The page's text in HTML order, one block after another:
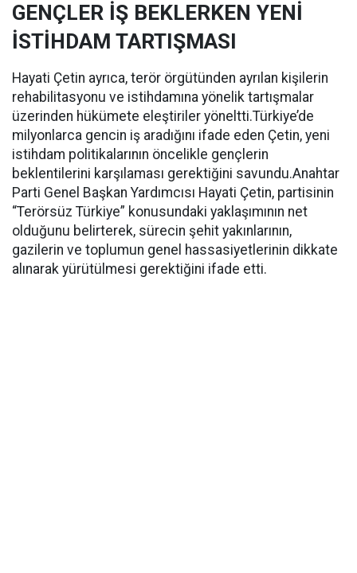
GENÇLER İŞ BEKLERKEN YENİ
İSTİHDAM TARTIŞMASI
Hayati Çetin ayrıca, terör örgütünden ayrılan kişilerin
rehabilitasyonu ve istihdamına yönelik tartışmalar
üzerinden hükümete eleştiriler yöneltti.Türkiye’de
milyonlarca gencin iş aradığını ifade eden Çetin, yeni
istihdam politikalarının öncelikle gençlerin
beklentilerini karşılaması gerektiğini savundu.Anahtar
Parti Genel Başkan Yardımcısı Hayati Çetin, partisinin
“Terörsüz Türkiye” konusundaki yaklaşımının net
olduğunu belirterek, sürecin şehit yakınlarının,
gazilerin ve toplumun genel hassasiyetlerinin dikkate
alınarak yürütülmesi gerektiğini ifade etti.